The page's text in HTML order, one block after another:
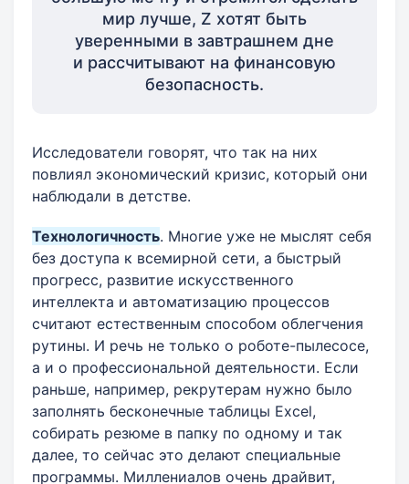
мир лучше, Z хотят быть
уверенными в завтрашнем дне
и рассчитывают на финансовую
безопасность.
Исследователи говорят, что так на них
повлиял экономический кризис, который они
наблюдали в детстве.
Технологичность. Многие уже не мыслят себя
без доступа к всемирной сети, а быстрый
прогресс, развитие искусственного
интеллекта и автоматизацию процессов
считают естественным способом облегчения
рутины. И речь не только о роботе-пылесосе,
а и о профессиональной деятельности. Если
раньше, например, рекрутерам нужно было
заполнять бесконечные таблицы Excel,
собирать резюме в папку по одному и так
далее, то сейчас это делают специальные
программы. Миллениалов очень драйвит,